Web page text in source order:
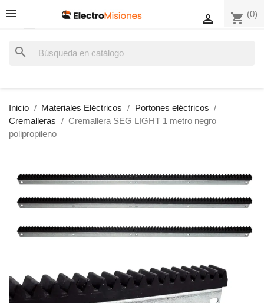
shopping_cart (0)

search
Inicio Materiales Eléctricos
Portones eléctricos
Cremalleras
Cremallera SEG LIGHT 1 metro negro
polipropileno